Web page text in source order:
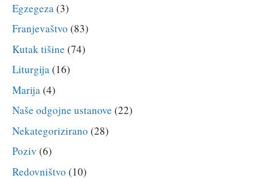
Egzegeza(3)
Franjevaštvo (83)
Kutak tišine (74)
Liturgija(16)
Marija(4)
Naše odgojne ustanove (22)
Nekategorizirano (28)
Poziv (6)
Redovništvo (10)